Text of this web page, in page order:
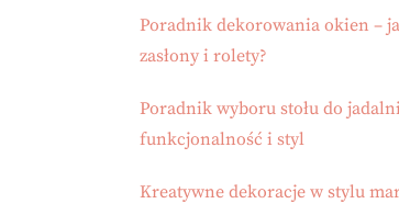
Poradnik dekorowania okien –
zasłony i rolety?
Poradnik wyboru stołu do
funkcjonalność i styl
Kreatywne dekoracje w stylu